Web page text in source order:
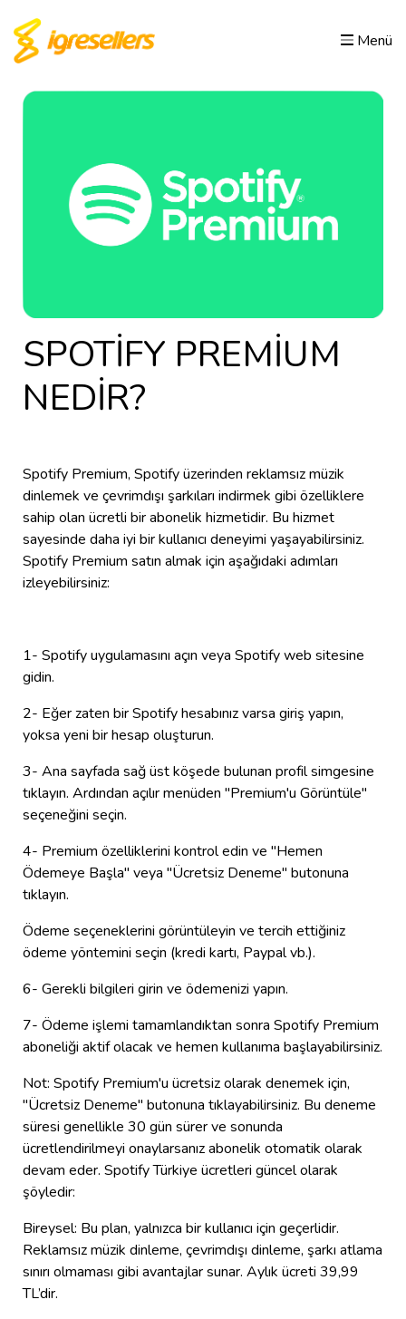
Menü
SPOTİFY PREMİUM
NEDİR?
Spotify Premium, Spotify üzerinden reklamsız müzik
dinlemek ve çevrimdışı şarkıları indirmek gibi özelliklere
sahip olan ücretli bir abonelik hizmetidir. Bu hizmet
sayesinde daha iyi bir kullanıcı deneyimi yaşayabilirsiniz.
Spotify Premium satın almak için aşağıdaki adımları
izleyebilirsiniz:
1- Spotify uygulamasını açın veya Spotify web sitesine
gidin.
2- Eğer zaten bir Spotify hesabınız varsa giriş yapın,
yoksa yeni bir hesap oluşturun.
3- Ana sayfada sağ üst köşede bulunan profil simgesine
tıklayın. Ardından açılır menüden "Premium'u Görüntüle"
seçeneğini seçin.
4- Premium özelliklerini kontrol edin ve "Hemen
Ödemeye Başla" veya "Ücretsiz Deneme" butonuna
tıklayın.
Ödeme seçeneklerini görüntüleyin ve tercih ettiğiniz
ödeme yöntemini seçin (kredi kartı, Paypal vb.).
6- Gerekli bilgileri girin ve ödemenizi yapın.
7- Ödeme işlemi tamamlandıktan sonra Spotify Premium
aboneliği aktif olacak ve hemen kullanıma başlayabilirsiniz.
Not: Spotify Premium'u ücretsiz olarak denemek için,
"Ücretsiz Deneme" butonuna tıklayabilirsiniz. Bu deneme
süresi genellikle 30 gün sürer ve sonunda
ücretlendirilmeyi onaylarsanız abonelik otomatik olarak
devam eder. Spotify Türkiye ücretleri güncel olarak
şöyledir:
Bireysel: Bu plan, yalnızca bir kullanıcı için geçerlidir.
Reklamsız müzik dinleme, çevrimdışı dinleme, şarkı atlama
sınırı olmaması gibi avantajlar sunar. Aylık ücreti 39,99
TL’dir.